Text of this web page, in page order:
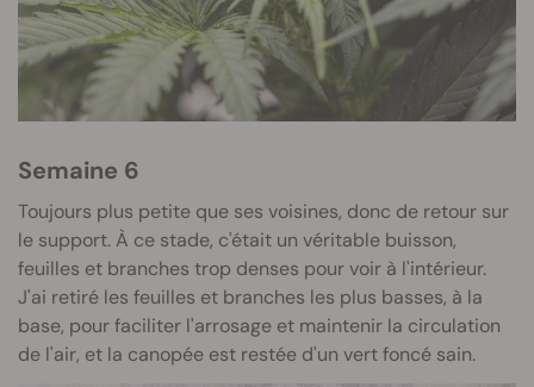
Semaine 6
Toujours plus petite que ses voisines, donc de retour sur
le support. À ce stade, c'était un véritable buisson,
feuilles et branches trop denses pour voir à l'intérieur.
J'ai retiré les feuilles et branches les plus basses, à la
base, pour faciliter l'arrosage et maintenir la circulation
de l'air, et la canopée est restée d'un vert foncé sain.